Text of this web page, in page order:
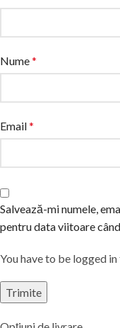
Nume*
Email*
Salvează-mi numele,
pentru data viitoare
You have to be logged